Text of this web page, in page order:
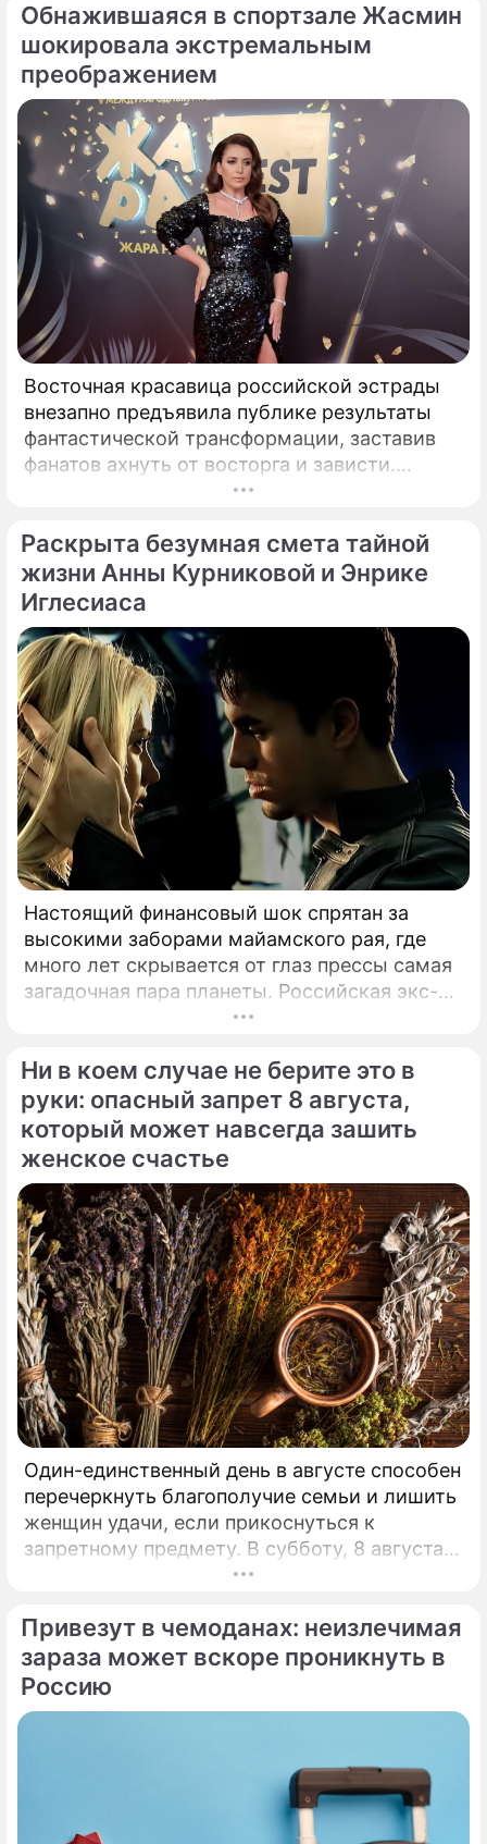
Обнажившаяся в спортзале Жасмин
шокировала экстремальным
преображением
Восточная красавица российской эстрады
внезапно предъявила публике результаты
фантастической трансформации, заставив
фанатов ахнуть от восторга и зависти.
Знаменитая певица Жасмин всегда
формами, однако ее свежие снимки
спровоцировали настоящую бурю в Сети.
Раскрыта безумная смета тайной
жизни Анны Курниковой и Энрике
Иглесиаса
Настоящий финансовый шок спрятан за
высокими заборами майамского рая, где
много лет скрывается от глаз прессы самая
загадочная пара планеты. Российская экс-
теннисистка Анна Курникова и испанский
двадцати лет удерживают статус одной из
самых закрытых и непубличных пар
мирового шоу-бизнеса.
Ни в коем случае не берите это в
руки: опасный запрет 8 августа,
который может навсегда зашить
женское счастье
Один-единственный день в августе способен
перечеркнуть благополучие семьи и лишить
женщин удачи, если прикоснуться к
запретному предмету. В субботу, 8 августа,
православная церковь молитвенно чтит
Ермолая, Ермиппа и Ермократа, иереев
Никомидийских.
Привезут в чемоданах: неизлечимая
зараза может вскоре проникнуть в
Россию